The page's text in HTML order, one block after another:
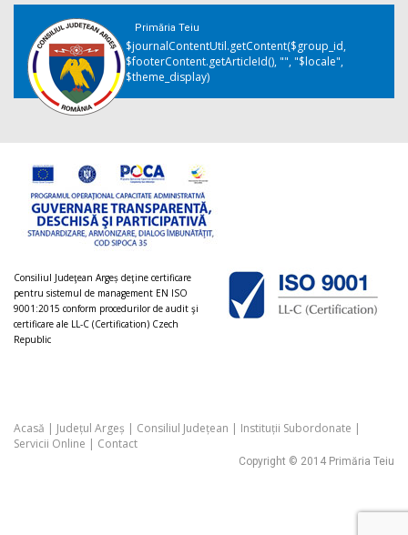
Primăria Teiu
$journalContentUtil.getContent($group_id,
$footerContent.getArticleId(), "", "$locale",
$theme_display)
Consiliul Judeţean Argeș deţine certificare
pentru sistemul de management EN ISO
9001:2015 conform procedurilor de audit şi
certificare ale LL-C (Certification) Czech
Republic
Acasă | Județul Argeș | Consiliul Județean | Instituții Subordonate |
Servicii Online | Contact
Copyright © 2014 Primăria Teiu